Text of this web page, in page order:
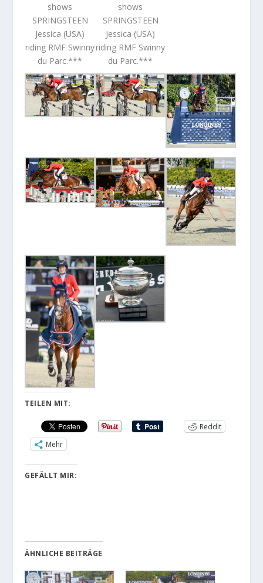
shows
SPRINGSTEEN
Jessica (USA)
riding RMF Swinny
du Parc.***
shows
SPRINGSTEEN
Jessica (USA)
riding RMF Swinny
du Parc.***
TEILEN MIT:
Reddit
Mehr
GEFÄLLT MIR:
ÄHNLICHE BEITRÄGE